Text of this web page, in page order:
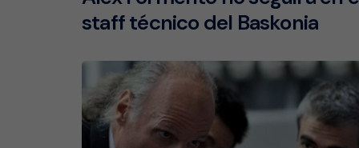
staff técnico del Baskonia